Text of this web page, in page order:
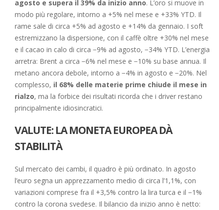
agosto e supera il 39% da inizio anno. L’oro si muove in
modo più regolare, intorno a +5% nel mese e +33% YTD. Il
rame sale di circa +5% ad agosto e +14% da gennaio. I soft
estremizzano la dispersione, con il caffè oltre +30% nel mese
e il cacao in calo di circa −9% ad agosto, −34% YTD. L’energia
arretra: Brent a circa −6% nel mese e −10% su base annua. Il
metano ancora debole, intorno a −4% in agosto e −20%. Nel
complesso, il 68% delle materie prime chiude il mese in
rialzo, ma la forbice dei risultati ricorda che i driver restano
principalmente idiosincratici.
VALUTE: LA MONETA EUROPEA DÀ
STABILITÀ
Sul mercato dei cambi, il quadro è più ordinato. In agosto
l’euro segna un apprezzamento medio di circa l’1,1%, con
variazioni comprese fra il +3,5% contro la lira turca e il −1%
contro la corona svedese. Il bilancio da inizio anno è netto: